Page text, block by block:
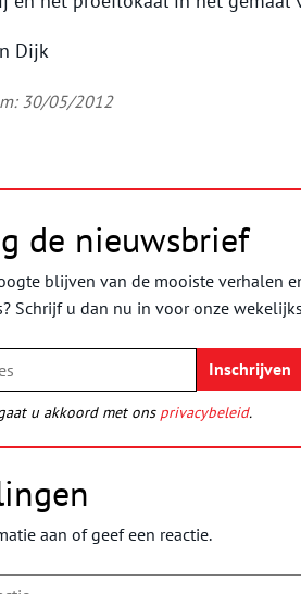
Dijk
30/05/2012
de nieuwsbrief
blijven van de mooiste verhalen
Schrijf u dan nu in voor onze
u akkoord met ons privacybeleid.
aan of geef een reactie.